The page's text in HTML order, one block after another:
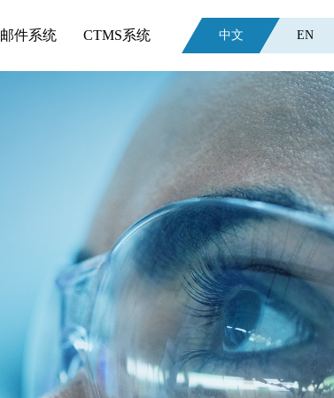
邮件系统 CTMS系统 中文 EN